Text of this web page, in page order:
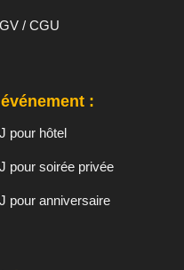
/ CGU
:
pour hôtel
pour soirée privée
pour anniversaire